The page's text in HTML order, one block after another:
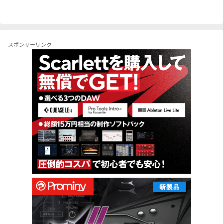
スポンサーリンク